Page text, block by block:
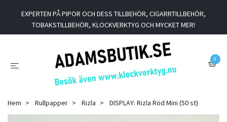
EXPERTEN PÅ PIPOR OCH DESS TILLBEHÖR, CIGARRTILLBEHÖR,
TOBAKSTILLBEHÖR, KLOCKVERKTYG OCH MYCKET MER!
0
Hem Rullpapper Rizla DISPLAY: Rizla Röd Mini (50 st)